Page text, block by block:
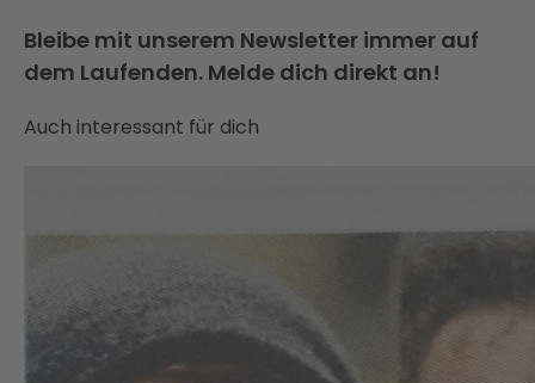
Bleibe mit unserem Newsletter immer auf
dem Laufenden. Melde dich direkt an!
Auch interessant für dich